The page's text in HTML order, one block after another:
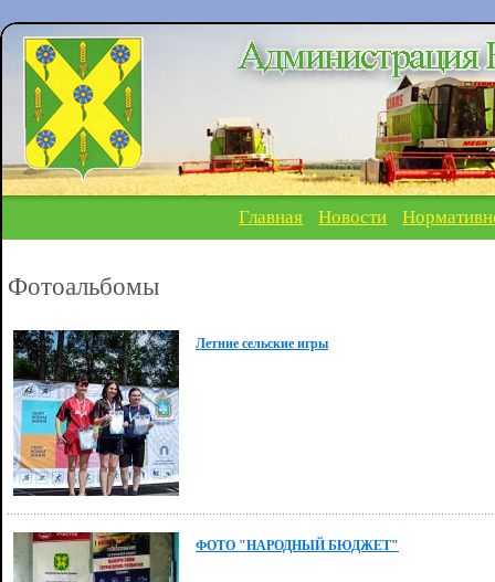
Главная Новости
Фотоальбомы
Летние сельские игры
ФОТО "НАРОДНЫЙ БЮДЖЕТ"